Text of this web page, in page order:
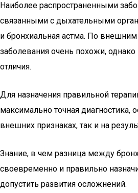
Наиболее распространенными
связанными с дыхательными
и бронхиальная астма. По
заболевания очень похожи, однако
отличия.
Для назначения правильной
максимально точная диагностика,
внешних признаках, так и на
Знание, в чем разница между
своевременно и правильно
допустить развития осложнений.